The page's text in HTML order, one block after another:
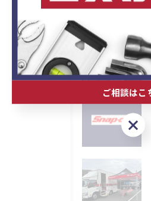
ご相談はこ
ご相談はこ